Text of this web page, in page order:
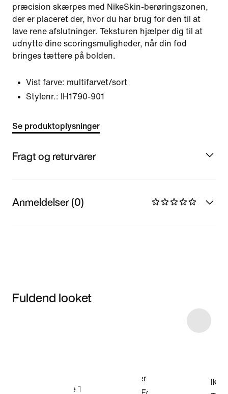
præcision skærpes med NikeSkin-berøringszonen,
der er placeret der, hvor du har brug for den til at
lave rene afslutninger. Teksturen hjælper dig til at
udnytte dine scoringsmuligheder, når din fod
bringes tættere på bolden.
Vist farve: multifarvet/sort
Stylenr.:
IH1790-901
Se produktoplysninger
Fragt og returvarer
Anmeldelser (0)
Fuldend looket